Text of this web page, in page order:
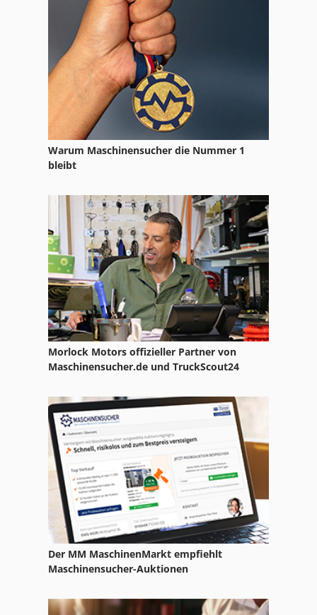
Schärmaschine
Senkerschleifmaschine
Spitzenschleifmaschine
Warum Maschinensucher die Nummer 1
bleibt
Morlock Motors offizieller Partner von
Maschinensucher.de und TruckScout24
Der MM MaschinenMarkt empfiehlt
Maschinensucher-Auktionen